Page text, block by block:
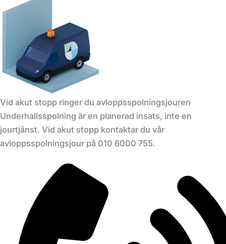
Vid akut stopp ringer du avloppsspolningsjouren
Underhallsspolning är en planerad insats, inte en
jourtjänst. Vid akut stopp kontaktar du vår
avloppsspolningsjour på 010 6000 755.